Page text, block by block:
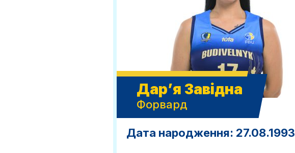
Дар’я Завідна
Форвард
Дата народження: 27.08.1993